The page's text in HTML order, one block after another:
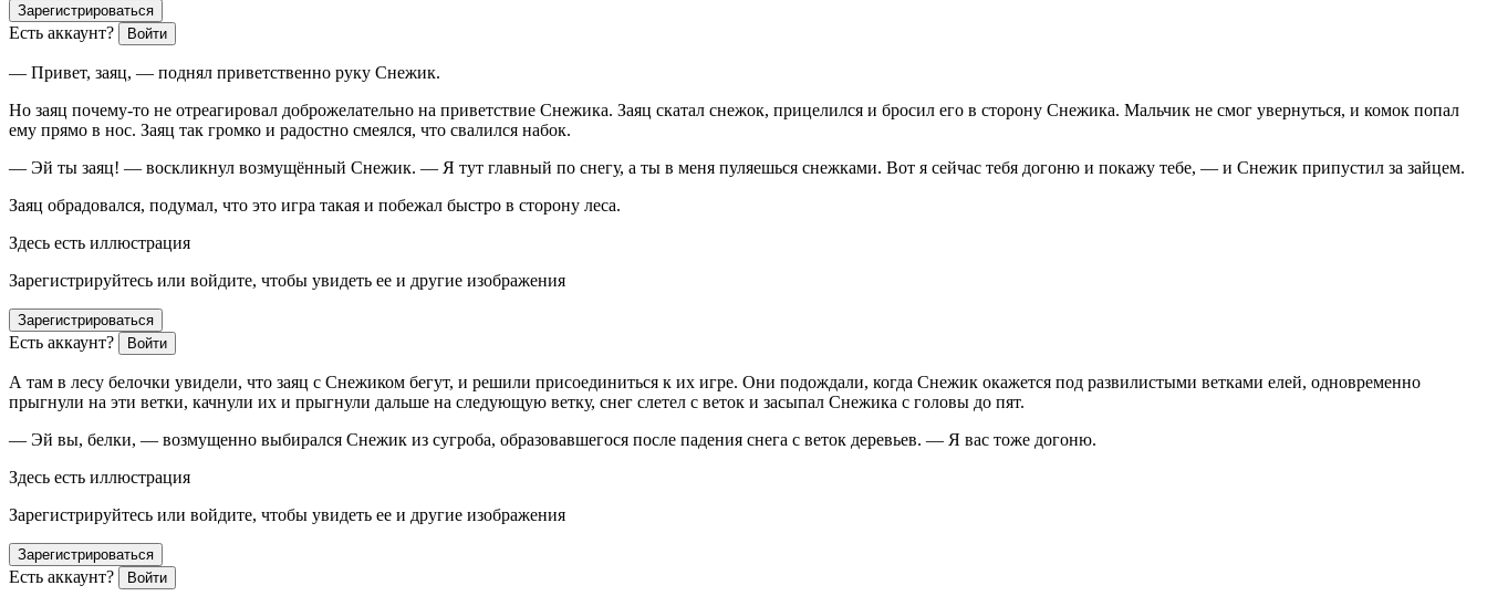
Зарегистрироваться
Есть аккаунт? Войти
— Привет, заяц, — поднял приветственно руку Снежик.
Но заяц почему-то не отреагировал доброжелательно на приветствие Снежика. Заяц скатал снежок, прицелился и бросил его в сторону Снежика. Мальчик не смог увернуться, и комок попал
ему прямо в нос. Заяц так громко и радостно смеялся, что свалился набок.
— Эй ты заяц! — воскликнул возмущённый Снежик. — Я тут главный по снегу, а ты в меня пуляешься снежками. Вот я сейчас тебя догоню и покажу тебе, — и Снежик припустил за зайцем.
Заяц обрадовался, подумал, что это игра такая и побежал быстро в сторону леса.
Здесь есть иллюстрация
Зарегистрируйтесь или войдите, чтобы увидеть ее и другие изображения
Зарегистрироваться
Есть аккаунт? Войти
А там в лесу белочки увидели, что заяц с Снежиком бегут, и решили присоединиться к их игре. Они подождали, когда Снежик окажется под развилистыми ветками елей, одновременно
прыгнули на эти ветки, качнули их и прыгнули дальше на следующую ветку, снег слетел с веток и засыпал Снежика с головы до пят.
— Эй вы, белки, — возмущенно выбирался Снежик из сугроба, образовавшегося после падения снега с веток деревьев. — Я вас тоже догоню.
Здесь есть иллюстрация
Зарегистрируйтесь или войдите, чтобы увидеть ее и другие изображения
Зарегистрироваться
Есть аккаунт? Войти